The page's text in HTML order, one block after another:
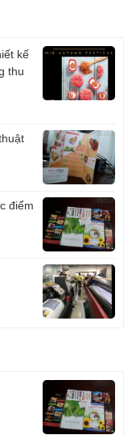
kế
thu
điểm